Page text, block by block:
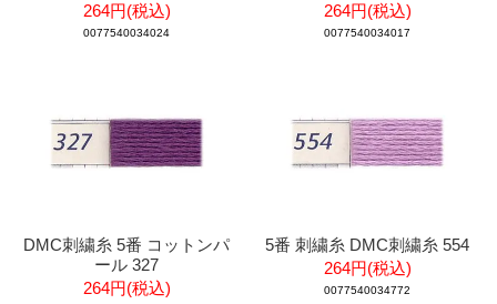
264円(税込)
0077540034024
264円(税込)
0077540034017
DMC刺繍糸 5番 コットンパ
ール 327
264円(税込)
5番 刺繍糸 DMC刺繍糸 554
264円(税込)
0077540034772